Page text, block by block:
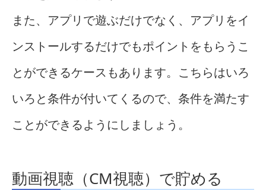
また、アプリで遊ぶだけでなく、アプリをイ
ンストールするだけでもポイントをもらうこ
とができるケースもあります。こちらはいろ
いろと条件が付いてくるので、条件を満たす
ことができるようにしましょう。
動画視聴（CM視聴）で貯める